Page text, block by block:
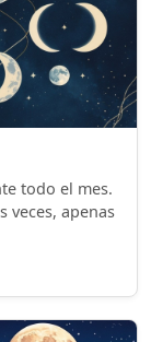
todo el mes.
veces, apenas